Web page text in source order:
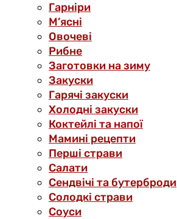
Гарніри
М’ясні
Овочеві
Рибне
Заготовки на зиму
Закуски
Гарячі закуски
Холодні закуски
Коктейлі та напої
Мамині рецепти
Перші страви
Салати
Сендвічі та бутерброди
Солодкі страви
Соуси